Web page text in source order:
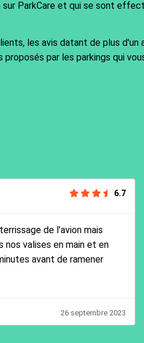
ParkCare et qui se sont
les avis datant de plus
par les parkings qui
6.7
de l'avion mais
valises en main et en
avant de ramener
26 septembre 2023